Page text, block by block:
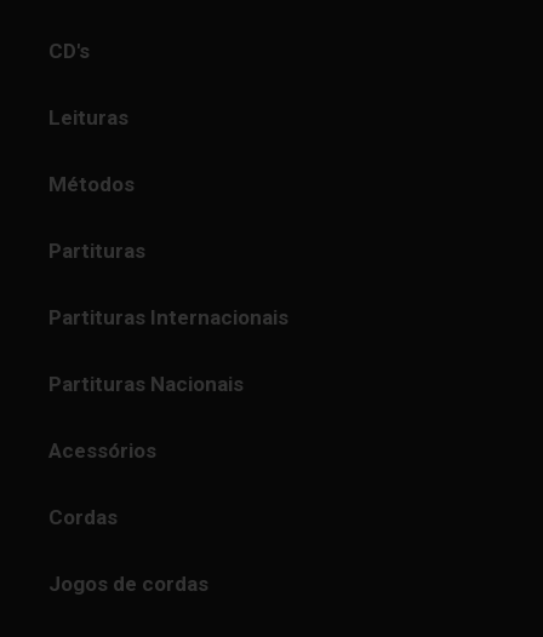
CD's
Leituras
Métodos
Partituras
Partituras Internacionais
Partituras Nacionais
Acessórios
Cordas
Jogos de cordas